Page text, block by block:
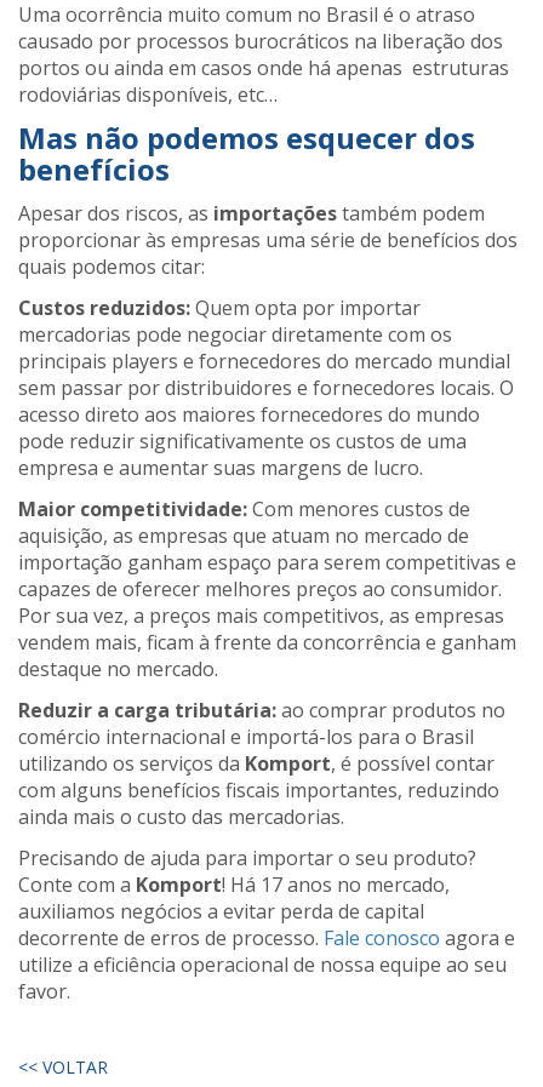
Uma ocorrência muito comum no Brasil é o atraso
causado por processos burocráticos na liberação dos
portos ou ainda em casos onde há apenas estruturas
rodoviárias disponíveis, etc…
Mas não podemos esquecer dos
benefícios
Apesar dos riscos, as importaçõestambém podem
proporcionar às empresas uma série de benefícios dos
quais podemos citar:
Custos reduzidos:Quem opta por importar
mercadorias pode negociar diretamente com os
principais players e fornecedores do mercado mundial
sem passar por distribuidores e fornecedores locais. O
acesso direto aos maiores fornecedores do mundo
pode reduzir significativamente os custos de uma
empresa e aumentar suas margens de lucro.
Maior competitividade:Com menores custos de
aquisição, as empresas que atuam no mercado de
importação ganham espaço para serem competitivas e
capazes de oferecer melhores preços ao consumidor.
Por sua vez, a preços mais competitivos, as empresas
vendem mais, ficam à frente da concorrência e ganham
destaque no mercado.
Reduzir a carga tributária:ao comprar produtos no
comércio internacional e importá-los para o Brasil
utilizando os serviços da Komport, é possível contar
com alguns benefícios fiscais importantes, reduzindo
ainda mais o custo das mercadorias.
Precisando de ajuda para importar o seu produto?
Conte com a Komport! Há 17 anos no mercado,
auxiliamos negócios a evitar perda de capital
decorrente de erros de processo. Fale conosco agora e
utilize a eficiência operacional de nossa equipe ao seu
favor.
<< VOLTAR